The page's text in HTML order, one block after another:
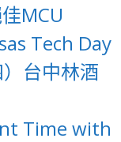
MCU
Tech Day
台中林酒
Time with